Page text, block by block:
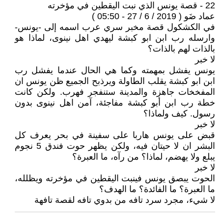
22 - قصة يونس الذي نبت اليقطين في مؤخرته
عماد ضَو ( 2019 / 6 / 27 - 05:50 )
في الكشكول قصة مخبر سري عرب اسمه إلى -يونس-
وارسله رب ابن ابو كبشة ليهدي اهل نينوى، لماذا هو
بالذات لهم بالذات؟
لا خبر
يونس يفشل بمهمته وكما هي الحال عندما يفشل رب
ابن ابو كبشة يقلب الطاولة ويرذبح الجميع ظن يونس ان
المفخخات جاهزة والمدينة ستنفجر فهرب. ولكن كانت
خطة رب ابن أبو كبشة مفاجئة، آمن اهل نينوى بدون
رسول. كيف ولماذا؟
لا خبر
قبض على يونس هاربا على سفينة في بحر يعرف كل
البشر ان لا حيتان فيه، ولكن يظهر حوت فندق 5 نجوم
يبلع ولا يهضم، لماذا؟ من رآه، ما العبرة؟
لا خبر
الحوت يبصق يونس فينبت اليقطين في مؤخرته ويظلله،
ما العبرة؟ ما الفائدة؟ ما الهدف؟
لا شيء، مجرد سرد تافه من بدوي تافه لقصة تافهة